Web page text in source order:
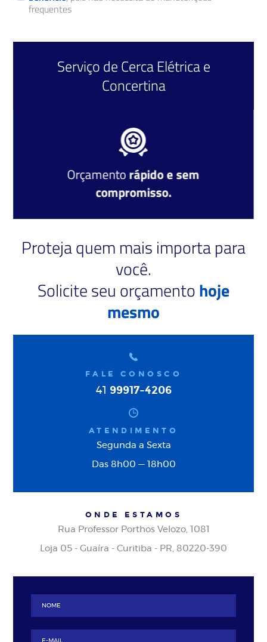
frequentes
Serviço deCerca Elétricae
Concertina
Orçamentorápido e sem
compromisso.
Proteja quem mais importa para
você.
Solicite seu orçamentohoje
mesmo
FALE CONOSCO
41 99917-4206
ATENDIMENTO
Segunda a Sexta
Das 8h00 — 18h00
ONDE ESTAMOS
Rua Professor Porthos Velozo, 1081
Loja 05 - Guaíra - Curitiba - PR, 80220-390